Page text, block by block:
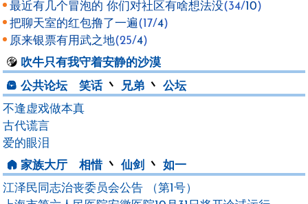
最近有几个冒泡的 你们对社区有啥想法没(34/10)
把聊天室的红包撸了一遍(17/4)
原来银票有用武之地(25/4)
吹牛只有我守着安静的沙漠
公共论坛
笑话丶 兄弟 丶 公坛
不逢虚戏做本真
古代谎言
爱的眼泪
家族大厅
相惜丶 仙剑 丶 如一
江泽民同志治丧委员会公告 （第1号）